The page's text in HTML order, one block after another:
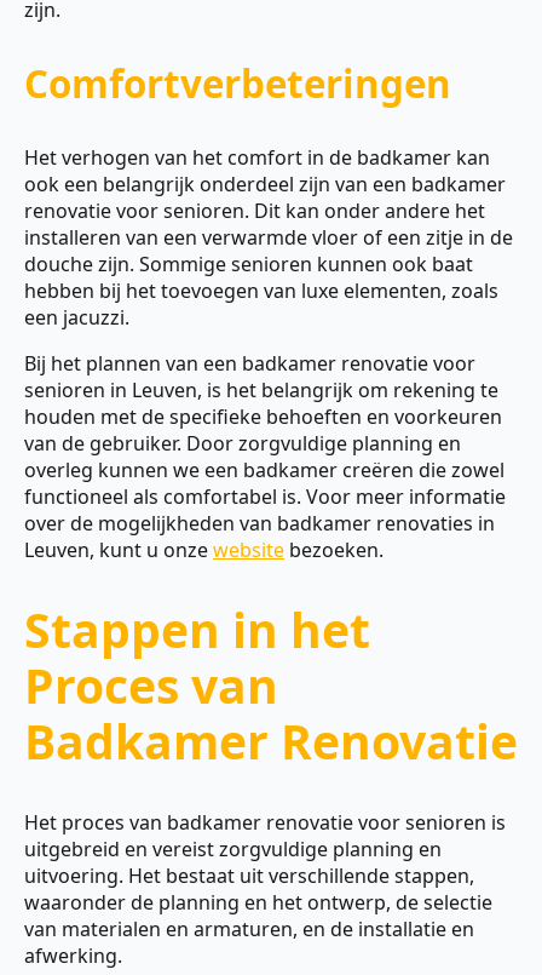
zijn.
Comfortverbeteringen
Het verhogen van het comfort in de badkamer kan
ook een belangrijk onderdeel zijn van een badkamer
renovatie voor senioren. Dit kan onder andere het
installeren van een verwarmde vloer of een zitje in de
douche zijn. Sommige senioren kunnen ook baat
hebben bij het toevoegen van luxe elementen, zoals
een jacuzzi.
Bij het plannen van een badkamer renovatie voor
senioren in Leuven, is het belangrijk om rekening te
houden met de specifieke behoeften en voorkeuren
van de gebruiker. Door zorgvuldige planning en
overleg kunnen we een badkamer creëren die zowel
functioneel als comfortabel is. Voor meer informatie
over de mogelijkheden van badkamer renovaties in
Leuven, kunt u onzewebsite bezoeken.
Stappen in het
Proces van
Badkamer Renovatie
Het proces van badkamer renovatie voor senioren is
uitgebreid en vereist zorgvuldige planning en
uitvoering. Het bestaat uit verschillende stappen,
waaronder de planning en het ontwerp, de selectie
van materialen en armaturen, en de installatie en
afwerking.